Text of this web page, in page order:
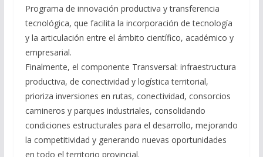
Programa de innovación productiva y transferencia
tecnológica, que facilita la incorporación de tecnología
y la articulación entre el ámbito científico, académico y
empresarial.
Finalmente, el componente Transversal: infraestructura
productiva, de conectividad y logística territorial,
prioriza inversiones en rutas, conectividad, consorcios
camineros y parques industriales, consolidando
condiciones estructurales para el desarrollo, mejorando
la competitividad y generando nuevas oportunidades
en todo el territorio provincial.